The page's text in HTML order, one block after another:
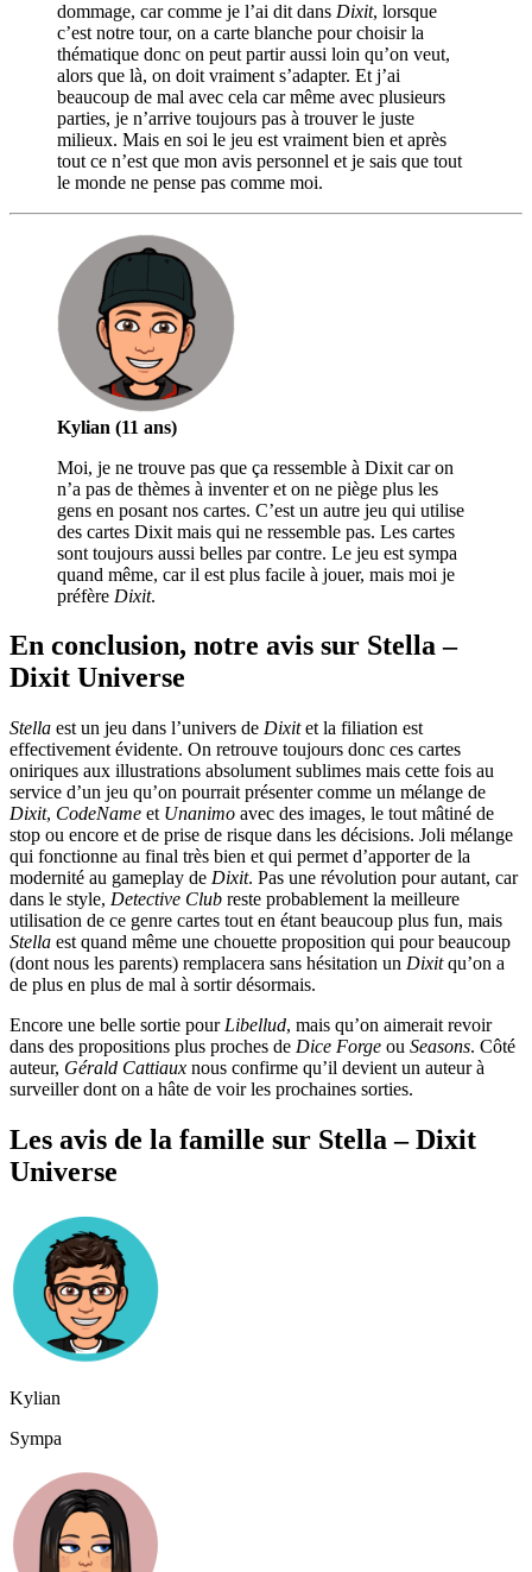
dommage, car comme je l’ai dit dans Dixit, lorsque
c’est notre tour, on a carte blanche pour choisir la
thématique donc on peut partir aussi loin qu’on veut,
alors que là, on doit vraiment s’adapter. Et j’ai
beaucoup de mal avec cela car même avec plusieurs
parties, je n’arrive toujours pas à trouver le juste
milieux. Mais en soi le jeu est vraiment bien et après
tout ce n’est que mon avis personnel et je sais que tout
le monde ne pense pas comme moi.
Kylian (11 ans)
Moi, je ne trouve pas que ça ressemble à Dixit car on
n’a pas de thèmes à inventer et on ne piège plus les
gens en posant nos cartes. C’est un autre jeu qui utilise
des cartes Dixit mais qui ne ressemble pas. Les cartes
sont toujours aussi belles par contre. Le jeu est sympa
quand même, car il est plus facile à jouer, mais moi je
préfère Dixit.
En conclusion, notre avis sur Stella –
Dixit Universe
Stella est un jeu dans l’univers de Dixitet la filiation est
effectivement évidente. On retrouve toujours donc ces cartes
oniriques aux illustrations absolument sublimes mais cette fois au
service d’un jeu qu’on pourrait présenter comme un mélange de
Dixit, CodeName et Unanimo avec des images, le tout mâtiné de
stop ou encore et de prise de risque dans les décisions. Joli mélange
qui fonctionne au final très bien et qui permet d’apporter de la
modernité au gameplay de Dixit. Pas une révolution pour autant, car
dans le style, Detective Club reste probablement la meilleure
utilisation de ce genre cartes tout en étant beaucoup plus fun, mais
Stella est quand même une chouette proposition qui pour beaucoup
(dont nous les parents) remplacera sans hésitation un Dixitqu’on a
de plus en plus de mal à sortir désormais.
Encore une belle sortie pour Libellud, mais qu’on aimerait revoir
dans des propositions plus proches de Dice Forge ou Seasons. Côté
auteur, Gérald Cattiaux nous confirme qu’il devient un auteur à
surveiller dont on a hâte de voir les prochaines sorties.
Les avis de la famille sur Stella – Dixit
Universe
Kylian
Sympa